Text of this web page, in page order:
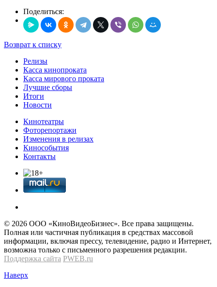
Поделиться:
Возврат к списку
Релизы
Касса кинопроката
Касса мирового проката
Лучшие сборы
Итоги
Новости
Кинотеатры
Фоторепортажи
Изменения в релизах
Кинособытия
Контакты
© 2026 OOО «КиноВидеоБизнес». Все права защищены.
Полная или частичная публикация в средствах массовой
информации, включая прессу, телевидение, радио и Интернет,
возможна только с письменного разрешения редакции.
Поддержка сайта PWEB.ru
Наверх